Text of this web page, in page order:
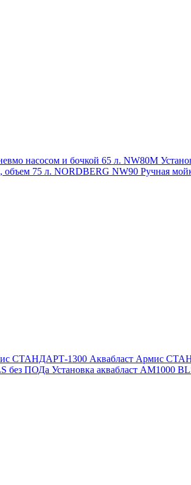
насосом и бочкой 65 л. NW80M
объем 75 л. NORDBERG NW90 Ручная
СТАНДАРТ-1300 Аквабласт Армис
без ПОДа Установка аквабласт AM1000